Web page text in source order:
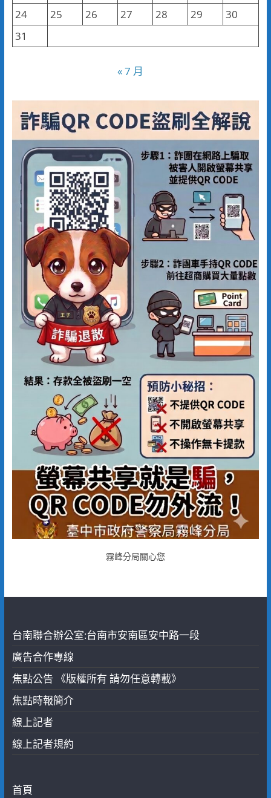
24
25 26 27 28 29
30
31
« 7 月
霧峰分局關心您
台南聯合辦公室:台南市安南區安中路一段
廣告合作專線
焦點公告 《版權所有 請勿任意轉載》
焦點時報簡介
線上記者
線上記者規約
首頁